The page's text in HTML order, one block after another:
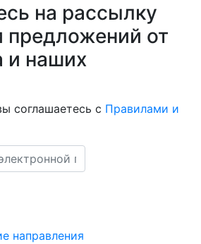
на рассылку
предложений от
и наших
соглашаетесь с Правилами и
направления